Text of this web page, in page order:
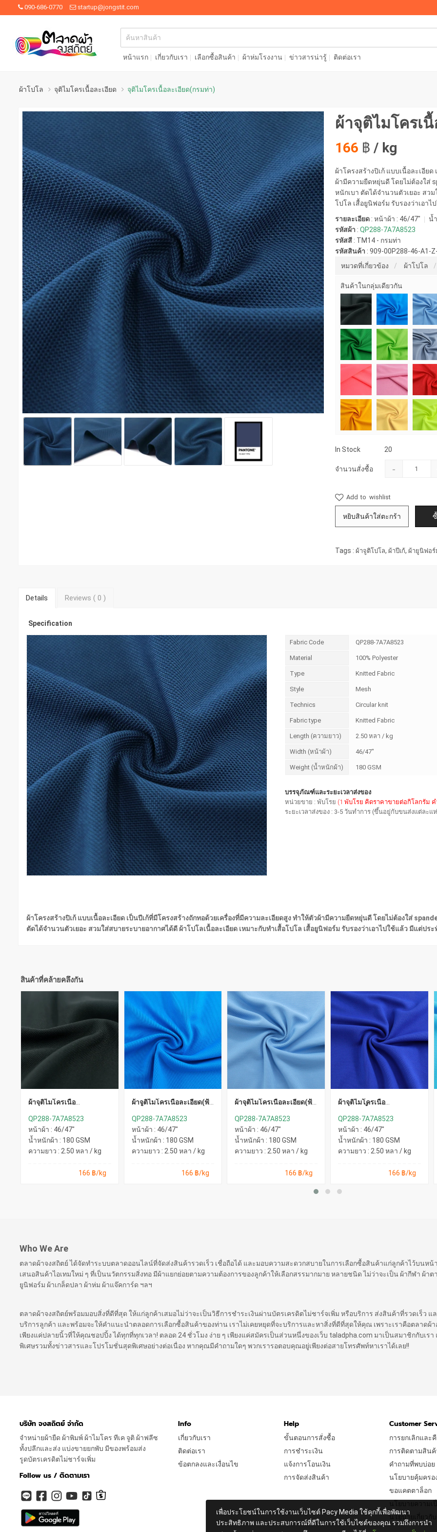
090-686-0770 startup@jongstit.com
หน้าแรก เกี่ยวกับเรา เลือกซื้อสินค้า ผ้าห่มโรงงาน ข่าวสารน่ารู้ ติดต่อเรา
ผ้าโปโล จุติไมโครเนื้อละเอียด จุติไมโครเนื้อละเอียด(กรมท่า)
จุติไมโครเนื้อละเอียด(กรมท่า) #1
ผ้าจุติไมโครเ
166 ฿ / kg
ผ้าโครงสร้างปิเก้ แบบเนื้อละเอีย
ผ้ามีความยืดหยุ่นดี โดยไม่ต้องใส่
หนักเบา ตัดได้จำนวนตัวเยอะ สว
โปโล เสื้อยูนิฟอร์ม รับรองว่าเอา
รายละเอียด : หน้าผ้า : 46/47" น้
รหัสผ้า : QP288-7A7A8523
รหัสสี : TM14 - กรมท่า
รหัสสินค้า : 909-00P288-46-A1-
หมวดที่เกี่ยวข้อง
ผ้าโปโล
สินค้าในกลุ่มเดียวกัน
In Stock 20
จำนวนสั่งซื้อ -
Add to wishlist
Tags : ผ้าจูติโปโล, ผ้าปีเก้, ผ้ายูนิฟอร์
Details Reviews ( 0 )
Specification
Fabric Code QP288-7A7A8523
Material 100% Polyester
Type Knitted Fabric
Style Mesh
Technics Circular knit
Fabric type Knitted Fabric
Length (ความยาว) 2.50 หลา / kg
Width (หน้าผ้า) 46/47"
Weight (น้ำหนักผ้า) 180 GSM
บรรจุภัณฑ์และระยะเวลาส่งของ
หน่วยขาย : พับโรย (1 พับโรย คิดราคาขายต่อกิโลกรัม
ระยะเวลาส่งของ : 3-5 วันทำการ (ขึ้นอยู่กับขนส่งแต่ละแ
ผ้าโครงสร้างปิเก้ แบบเนื้อละเอียด เป็นปีเก้ที่มีโครงสร้างถักทอด้วยเครื่องที่มีความละเอียดสูง ทำให้ตัวผ้ามีความยืดหยุ่นดี โดยไม่ต้องใส่
ตัดได้จำนวนตัวเยอะ สวมใส่สบายระบายอากาศได้ดี ผ้าโปโลเนื้อละเอียด เหมาะกับทำเสื้อโปโล เสื้อยูนิฟอร์ม รับรองว่าเอาไปใช้แล้ว มีแต่ปร
สินค้าที่คล้ายคลึงกัน
ผ้าจุติไมโครเนื้อ
QP288-7A7A8523
หน้าผ้า : 46/47"
น้ำหนักผ้า : 180 GSM
ความยาว : 2.50 หลา / kg
166 ฿/kg
ผ้าจูติไมโครเนื้อละเอียด(ฟ้า
QP288-7A7A8523
หน้าผ้า : 46/47"
น้ำหนักผ้า : 180 GSM
ความยาว : 2.50 หลา / kg
166 ฿/kg
ผ้าจุติไมโครเนื้อละเอียด(ฟ้า
QP288-7A7A8523
หน้าผ้า : 46/47"
น้ำหนักผ้า : 180 GSM
ความยาว : 2.50 หลา / kg
166 ฿/kg
ผ้าจุติไมโครเนื้อ
QP288-7A7A8523
หน้าผ้า : 46/47"
น้ำหนักผ้า : 180 GSM
ความยาว : 2.50 หลา / kg
166 ฿/kg
Who We Are
ตลาดผ้าจงสถิตย์ ได้จัดทำระบบตลาดออนไลน์ที่จัดส่งสินค้ารวดเร็ว เชื่อถือได้ และมอบความสะดวกสบายในการเลือกซื้อสินค้าแก่ลูกค้าไว้บนหน้
เสนอสินค้าไอเทมใหม่ ๆ ที่เป็นนวัตกรรมสิ่งทอ มีผ้าแยกย่อยตามความต้องการของลูกค้าให้เลือกสรรมากมาย หลายชนิด ไม่ว่าจะเป็น ผ้ากีฬา ผ้าต
ยูนิฟอร์ม ผ้าเกล็ดปลา ผ้าห่ม ผ้าแจ๊คการ์ด ฯลฯ
ตลาดผ้าจงสถิตย์พร้อมมอบสิ่งที่ดีที่สุด ให้แก่ลูกค้าเสมอไม่ว่าจะเป็นวิธีการชำระเงินผ่านบัตรเครดิตไม่ชาร์จเพิ่ม หรือบริการ ส่งสินค้าที่รวดเร็ว แ
บริการลูกค้า และพร้อมจะให้คำแนะนำตลอดการเลือกซื้อสินค้าของท่าน เราไม่เคยหยุดที่จะบริการและหาสิ่งที่ดีที่สุดให้คุณ เพราะเราคือตลาดผ้
เพียงแค่ปลายนิ้วที่ให้คุณชอปปิ้ง ได้ทุกที่ทุกเวลา! ตลอด 24 ชั่วโมง ง่าย ๆ เพียงแค่สมัครเป็นส่วนหนึ่งของเว็บ taladpha.com มาเป็นสมาชิกกับเร
พิเศษรวมทั้งข่าวสารและโปรโมชั่นสุดพิเศษอย่างต่อเนื่อง หากคุณมีคำถามใดๆ พวกเรารอตอบคุณอยู่เพียงต่อสายโทรศัพท์หาเราได้เลย!!
บริษัท จงสถิตย์ จำกัด
จำหน่ายผ้ายืด ผ้าพิมพ์ ผ้าไมโคร ทีเค จูติ ผ้าฟลีซ
ทั้งปลีกและส่ง แบ่งขายยกพับ มีของพร้อมส่ง
รูดบัตรเครดิตไม่ชาร์จเพิ่ม
Follow us / ติดตามเรา
Info
เกี่ยวกับเรา
ติดต่อเรา
ข้อตกลงและเงื่อนไข
Help
ขั้นตอนการสั่งซื้อ
การชำระเงิน
แจ้งการโอนเงิน
การจัดส่งสินค้า
Customer
การยกเลิกและ
การติดตามสินค้
คำถามที่พบบ่อย
นโยบายคุ้มครอ
ขอแคตตาล็อก
นโยบายความ
นโยบายเกี่ยวกับ
เพื่อประโยชน์ในการใช้งานเว็บไซต์ Pacy Media ใช้คุกกี้เพื่อพัฒนา
ประสิทธิภาพ และประสบการณ์ที่ดีในการใช้เว็บไซต์ของคุณ รวมถึงการนำ